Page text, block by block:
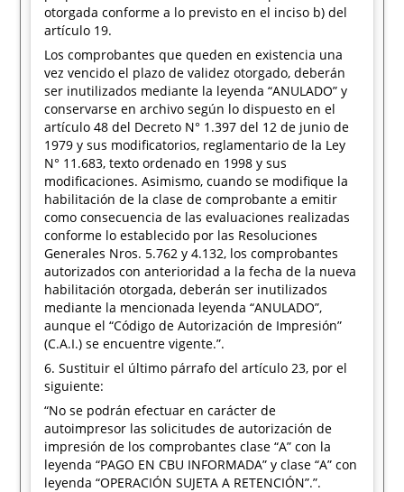
otorgada conforme a lo previsto en el inciso b) del
artículo 19.
Los comprobantes que queden en existencia una
vez vencido el plazo de validez otorgado, deberán
ser inutilizados mediante la leyenda “ANULADO” y
conservarse en archivo según lo dispuesto en el
artículo 48 del Decreto N° 1.397 del 12 de junio de
1979 y sus modificatorios, reglamentario de la Ley
N° 11.683, texto ordenado en 1998 y sus
modificaciones. Asimismo, cuando se modifique la
habilitación de la clase de comprobante a emitir
como consecuencia de las evaluaciones realizadas
conforme lo establecido por las Resoluciones
Generales Nros. 5.762 y 4.132, los comprobantes
autorizados con anterioridad a la fecha de la nueva
habilitación otorgada, deberán ser inutilizados
mediante la mencionada leyenda “ANULADO”,
aunque el “Código de Autorización de Impresión”
(C.A.I.) se encuentre vigente.”.
6. Sustituir el último párrafo del artículo 23, por el
siguiente:
“No se podrán efectuar en carácter de
autoimpresor las solicitudes de autorización de
impresión de los comprobantes clase “A” con la
leyenda “PAGO EN CBU INFORMADA” y clase “A” con
leyenda “OPERACIÓN SUJETA A RETENCIÓN”.”.